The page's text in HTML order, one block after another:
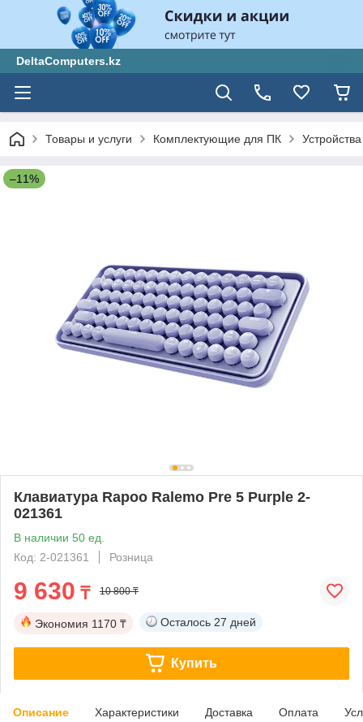
DeltaComputers.kz
Товары и услуги Комплектующие для ПК
–11%
Клавиатура Rapoo Ralemo Pre 5 Purple 2-
021361
В наличии 50 ед.
Код: 2-021361
Розница
9 630 ₸ 10 800 ₸
Экономия 1170 ₸ Осталось 27 дней
Купить
Описание Характеристики Доставка Оплата